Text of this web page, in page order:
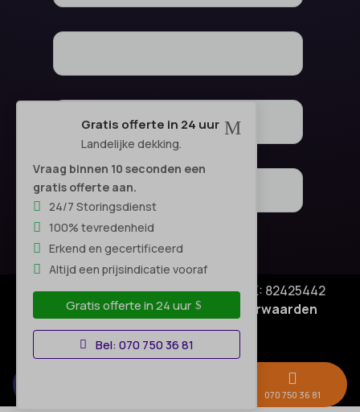
M
Gratis offerte in 24 uur
Landelijke dekking.
Vraag binnen 10 seconden een
gratis offerte aan.
24/7 Storingsdienst
100% tevredenheid
Erkend en gecertificeerd
Altijd een prijsindicatie vooraf
Gratis offerte in 24 uur
Bel: 070 750 36 81
© Copyright SA Elektro Experts - KVK: 82425442
Privacyverklaring|Algemene voorwaarden
Disclaimer–

070 750 36 81